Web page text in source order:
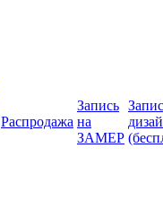
Распродажа
Запись
на
ЗАМЕР